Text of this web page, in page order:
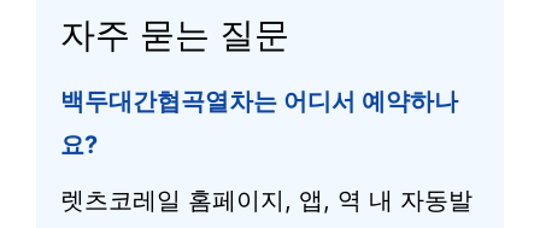
자주 묻는 질문
백두대간협곡열차는 어디서 예약하나
요?
렛츠코레일 홈페이지, 앱, 역 내 자동발